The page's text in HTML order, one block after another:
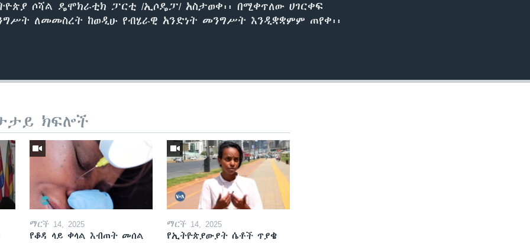
ሶሻል ዴሞክራቲክ ፓርቲ /ኢሶዴፓ/ አስታወቀ፡፡ በሚቀጥለው ሀገርቀፍ
ለመመስረት ከወዲሁ የብሄራዊ አንድነት መንግሥት እንዲቋቋምም ጠየቀ፡፡
ክፍሎች
ማርች 14, 2025
የቆዳ ላይ ቀላል እብጠት መሰል
ማርች 14, 2025
የኢትዮጵያውያት ሴቶች ጥያቄ